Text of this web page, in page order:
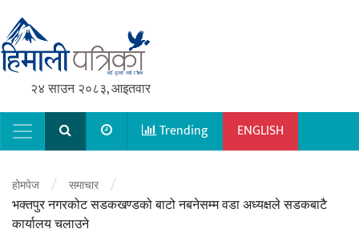
२४ साउन २०८३, आइतवार
Main NavigationTrending ENGLISH
होमपेज / समाचार /
भक्तपुर नगरकोट सडकखण्डको बाटो नबनेसम्म वडा अध्यक्षले सडकबाटै
कार्यालय चलाउने